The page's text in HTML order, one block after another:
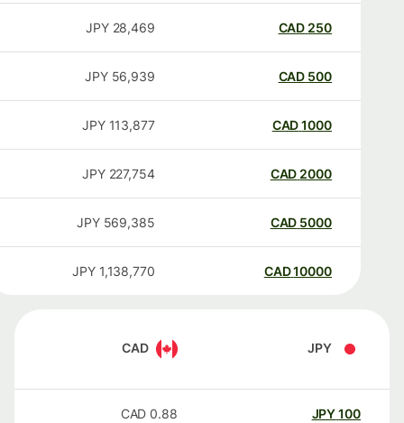
250
CAD
28,469
JPY
500
CAD
56,939
JPY
1000
CAD
113,877
JPY
2000
CAD
227,754
JPY
5000
CAD
569,385
JPY
10000
CAD
1,138,770
JPY
JPY
CAD
100
JPY
0.88
CAD